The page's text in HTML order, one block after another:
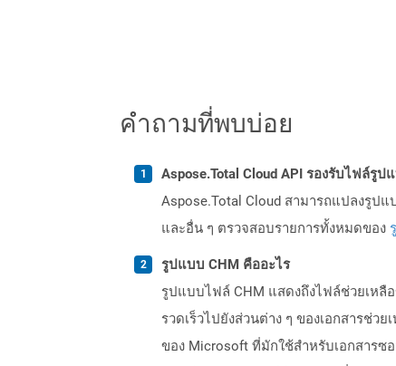
คำถามที่พบบ่อย
Aspose.Total Cloud API รองรับไฟล์รูป
Aspose.Total Cloud สามารถแปลงรูปแ
และอื่น ๆ ตรวจสอบรายการทั้งหมดของ
รูปแบบ CHM คืออะไร
รูปแบบไฟล์ CHM แสดงถึงไฟล์ช่วยเหลื
รวดเร็วไปยังส่วนต่าง ๆ ของเอกสารช่
ของ Microsoft ที่มักใช้สำหรับเอกสาร